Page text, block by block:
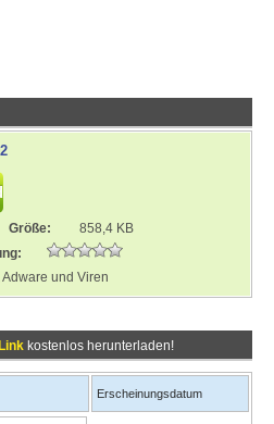
Größe:
858,4 KB
und Viren
kostenlos herunterladen!
Erscheinungsdatum